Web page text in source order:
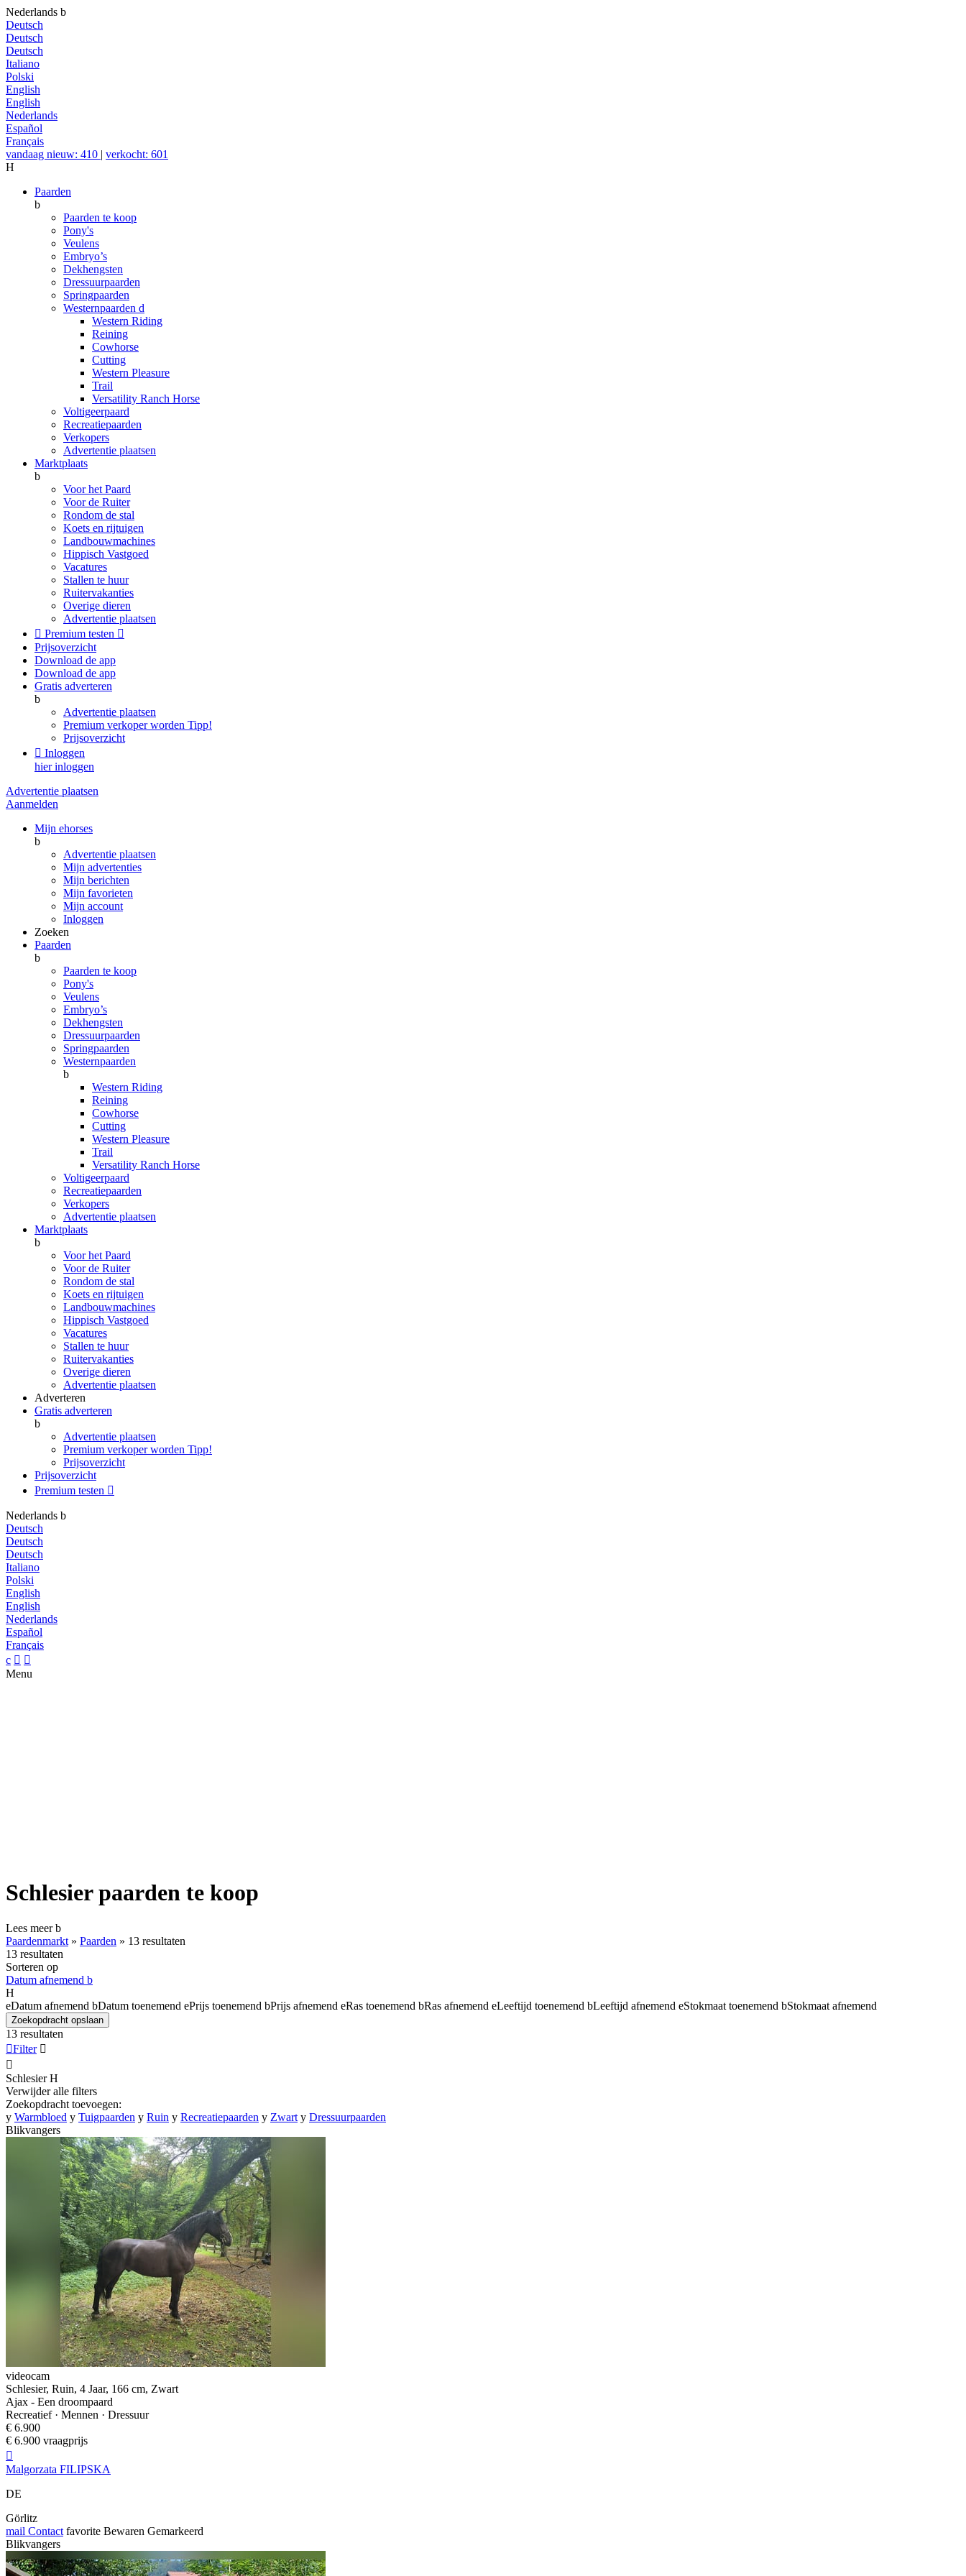
Nederlands b
Deutsch
Deutsch
Deutsch
Italiano
Polski
English
English
Nederlands
Español
Français
vandaag nieuw: 410 | verkocht: 601
H
Paarden
b
Paarden te koop
Pony's
Veulens
Embryo’s
Dekhengsten
Dressuurpaarden
Springpaarden
Westernpaarden d
Western Riding
Reining
Cowhorse
Cutting
Western Pleasure
Trail
Versatility Ranch Horse
Voltigeerpaard
Recreatiepaarden
Verkopers
Advertentie plaatsen
Marktplaats
b
Voor het Paard
Voor de Ruiter
Rondom de stal
Koets en rijtuigen
Landbouwmachines
Hippisch Vastgoed
Vacatures
Stallen te huur
Ruitervakanties
Overige dieren
Advertentie plaatsen
 Premium testen 
Prijsoverzicht
Download de app
Download de app
Gratis adverteren
b
Advertentie plaatsen
Premium verkoper worden Tipp!
Prijsoverzicht
 Inloggen
hier inloggen
Advertentie plaatsen
Aanmelden
Mijn ehorses
b
Advertentie plaatsen
Mijn advertenties
Mijn berichten
Mijn favorieten
Mijn account
Inloggen
Zoeken
Paarden
b
Paarden te koop
Pony's
Veulens
Embryo’s
Dekhengsten
Dressuurpaarden
Springpaarden
Westernpaarden
b
Western Riding
Reining
Cowhorse
Cutting
Western Pleasure
Trail
Versatility Ranch Horse
Voltigeerpaard
Recreatiepaarden
Verkopers
Advertentie plaatsen
Marktplaats
b
Voor het Paard
Voor de Ruiter
Rondom de stal
Koets en rijtuigen
Landbouwmachines
Hippisch Vastgoed
Vacatures
Stallen te huur
Ruitervakanties
Overige dieren
Advertentie plaatsen
Adverteren
Gratis adverteren
b
Advertentie plaatsen
Premium verkoper worden Tipp!
Prijsoverzicht
Prijsoverzicht
Premium testen 
Nederlands b
Deutsch
Deutsch
Deutsch
Italiano
Polski
English
English
Nederlands
Español
Français
c  
Menu
Schlesier paarden te koop
Lees meerb
Paardenmarkt » Paarden » 13 resultaten
13 resultaten
Sorteren op
Datum afnemend b
H
eDatum afnemend bDatum toenemend ePrijs toenemend bPrijs afnemend eRas toenemend bRas afnemend eLeeftijd toenemend bLeeftijd afnemend eStokmaat toenemend bStokmaat afnemend
Zoekopdracht opslaan
13 resultaten
Filter 

Schlesier H
Verwijder alle filters
Zoekopdracht toevoegen:
y Warmbloed y Tuigpaarden y Ruin y Recreatiepaarden y Zwart y Dressuurpaarden
Blikvangers
videocam
Schlesier, Ruin, 4 Jaar, 166 cm, Zwart
Ajax - Een droompaard
Recreatief · Mennen · Dressuur
€ 6.900
€ 6.900 vraagprijs

Malgorzata FILIPSKA
DE
Görlitz
mail Contact favorite Bewaren Gemarkeerd
Blikvangers